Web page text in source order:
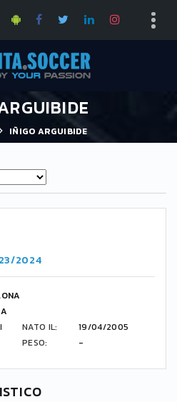
IÑIGO ARGUIBIDE
2024
NATO IL:
19/04/2005
PESO: -